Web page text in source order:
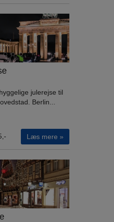
julerejse til
Berlin...
Læs mere »